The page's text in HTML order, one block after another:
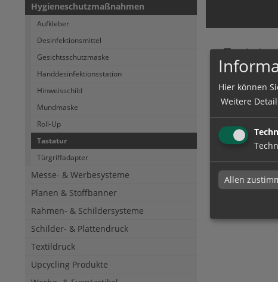
Hygieneschutzmaßnahmen
Aufkleber
Desinfektionsmittel
Gesichtsschutzmaske
Handdesinfektionsstation
Hinweisschild
Mundmaske
Roll-Up
Tastatur
Türgriffadapter
Messe- & Werbesysteme
Planen & Stoffbanner
Rahmen- & Schildersysteme
Schilder- & Plattendruck
Textildruck
Upcycling Produkte
Tastatur
Tastatur bei
Hier können
Weitere
Allen